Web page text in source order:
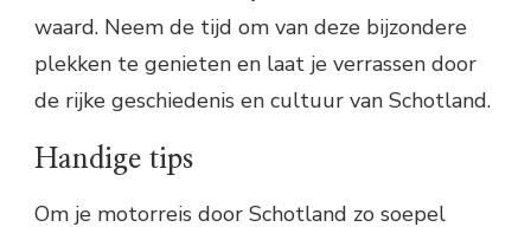
waard. Neem de tijd om van deze bijzondere
plekken te genieten en laat je verrassen door
de rijke geschiedenis en cultuur van Schotland.
Handige tips
Om je motorreis door Schotland zo soepel